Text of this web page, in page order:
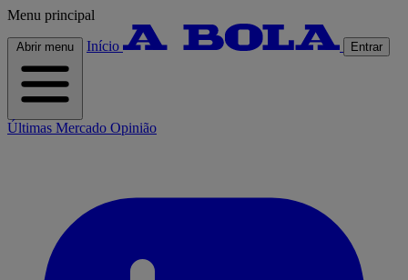
Menu principal
Abrir menu Início Entrar
Últimas Mercado Opinião